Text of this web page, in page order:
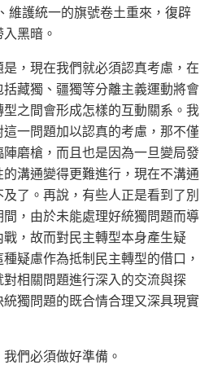
維護統一的旗號卷土重來，復辟
黑暗。
，現在我們就必須認真考慮，在
藏獨、疆獨等分離主義運動將會
之間會形成怎樣的互動關系。我
一問題加以認真的考慮，那不僅
磨槍，而且也是因為一旦變局發
溝通變得更難進行，現在不溝通
了。再說，有些人正是看到了別
，由於未能處理好統獨問題而導
，故而對民主轉型本身產生疑
疑慮作為抵制民主轉型的借口，
相關問題進行深入的交流與探
獨問題的既合情合理又深具現實
們必須做好準備。